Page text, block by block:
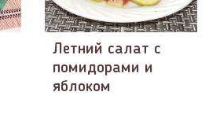
Летний салат с
помидорами и
яблоком